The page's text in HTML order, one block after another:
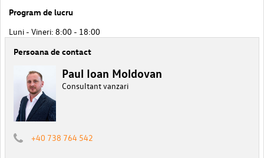
Program de lucru
Luni - Vineri: 8:00 - 18:00
Persoana de contact
Paul Ioan Moldovan
Consultant vanzari
+40 738 764 542